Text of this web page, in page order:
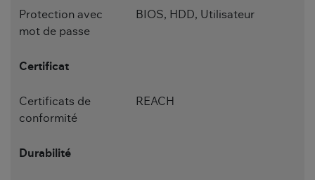
Protection avec
mot de passe
BIOS, HDD, Utilisateur
Certificat
Certificats de
conformité
REACH
Durabilité